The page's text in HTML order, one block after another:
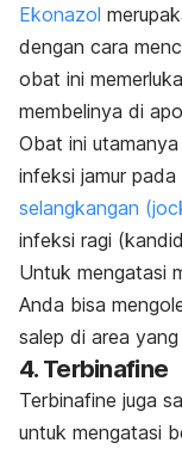
Ekonazol
dengan cara
obat ini
membelinya di
Obat ini
infeksi jamur
selangkangan (
infeksi ragi
Untuk mengatasi
Anda bisa
salep di area
4. Terbinafine
Terbinafine juga
untuk mengatasi